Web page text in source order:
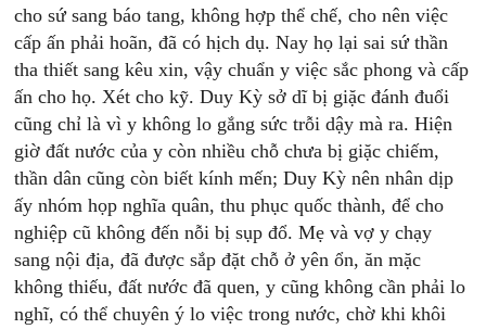
cho sứ sang báo tang, không hợp thể chế, cho nên việc
cấp ấn phải hoãn, đã có hịch dụ. Nay họ lại sai sứ thần
tha thiết sang kêu xin, vậy chuẩn y việc sắc phong và cấp
ấn cho họ. Xét cho kỹ. Duy Kỳ sở dĩ bị giặc đánh đuổi
cũng chỉ là vì y không lo gắng sức trỗi dậy mà ra. Hiện
giờ đất nước của y còn nhiều chỗ chưa bị giặc chiếm,
thần dân cũng còn biết kính mến; Duy Kỳ nên nhân dịp
ấy nhóm họp nghĩa quân, thu phục quốc thành, để cho
nghiệp cũ không đến nỗi bị sụp đổ. Mẹ và vợ y chạy
sang nội địa, đã được sắp đặt chỗ ở yên ổn, ăn mặc
không thiếu, đất nước đã quen, y cũng không cần phải lo
nghĩ, có thể chuyên ý lo việc trong nước, chờ khi khôi